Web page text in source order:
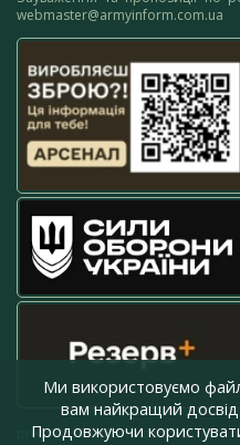
webmaster@armyinform.com.ua
press@armyinform.com.ua
Ми використовуємо
вам найкращий
Продовжуючи